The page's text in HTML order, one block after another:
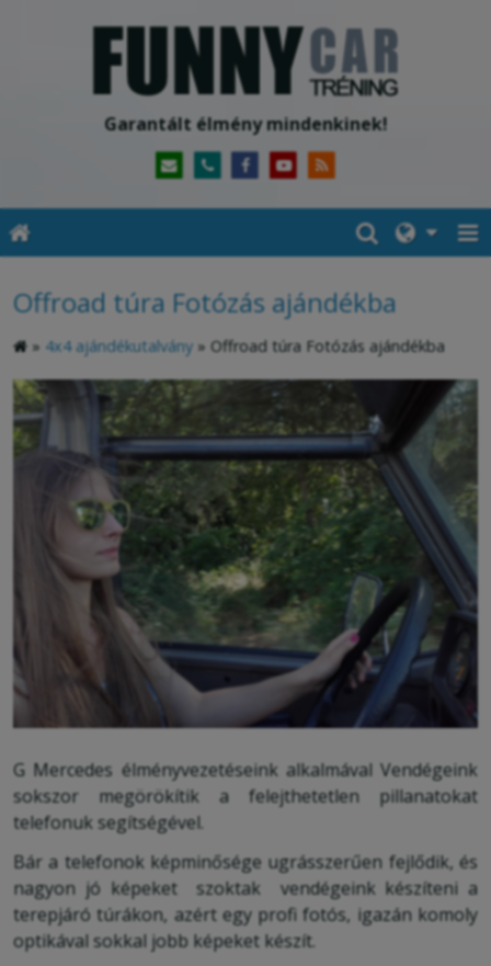
Garantált élmény mindenkinek!
Offroad túra Fotózás ajándékba
» 4x4 ajándékutalvány » Offroad túra Fotózás ajándékba
G Mercedes élményvezetéseink alkalmával Vendégeink
sokszor megörökítik a felejthetetlen pillanatokat
telefonuk segítségével.
Bár a telefonok képminősége ugrásszerűen fejlődik, és
nagyon jó képeket szoktak vendégeink készíteni a
terepjáró túrákon, azért egy profi fotós, igazán komoly
optikával sokkal jobb képeket készít.